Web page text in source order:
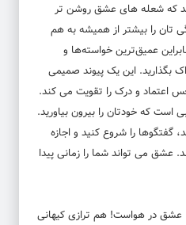
که شعله های عشق روشن تر
تان را بیشتر از همیشه به هم
عمیق‌ترین خواسته‌ها و
بگذارید. این یک پیوند صمیمی
اعتماد و درک را تقویت می کند.
است که خودتان را بیرون بیاورید.
گفتگوها را شروع کنید و اجازه
می تواند شما را زمانی پیدا
در هواست! هم ترازی کیهانی